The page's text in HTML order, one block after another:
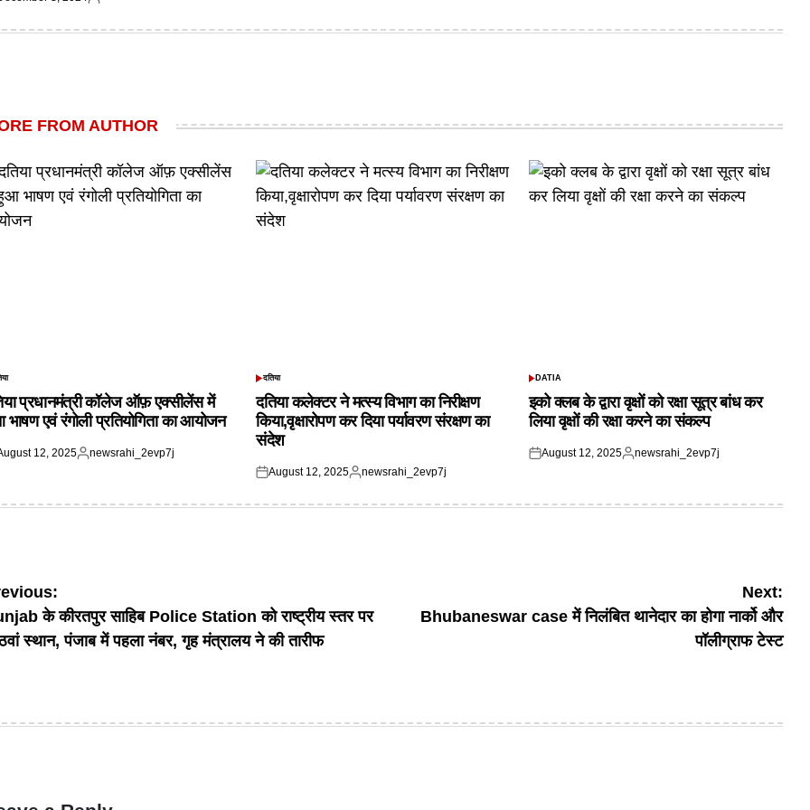
Posted
FROM AUTHOR
प्रधानमंत्री कॉलेज ऑफ़ एक्सीलेंस में
एवं रंगोली प्रतियोगिता का आयोजन
12, 2025
Posted
newsrahi_2evp7j
POSTED
दतिया
दतिया कलेक्टर ने मत्स्य विभाग का निरीक्षण
किया,वृक्षारोपण कर दिया पर्यावरण संरक्षण का
संदेश
Posted
August 12, 2025
Posted
newsrahi_2evp7j
POSTED
DATIA
इको क्लब के द्वारा वृक्षों को रक्षा सूत्र बांध कर
लिया वृक्षों की रक्षा करने का संकल्प
Posted
August 12, 2025
Posted
newsrahi_2evp7j
के कीरतपुर साहिब Police Station को राष्ट्रीय स्तर पर
स्थान, पंजाब में पहला नंबर, गृह मंत्रालय ने की तारीफ
Next:
Bhubaneswar case में निलंबित थानेदार का होगा नार्को और
पॉलीग्राफ टेस्ट